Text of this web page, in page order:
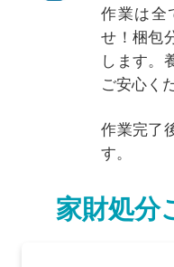
作業は全
せ！梱包
します。
ご安心く
作業完了
す。
家財処分